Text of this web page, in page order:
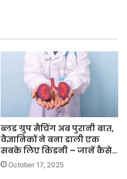
ब्लड ग्रुप मैचिंग अब पुरानी बात,
वैज्ञानिकों ने बना डाली एक
सबके लिए किडनी – जानें कैसे…
October 17, 2025